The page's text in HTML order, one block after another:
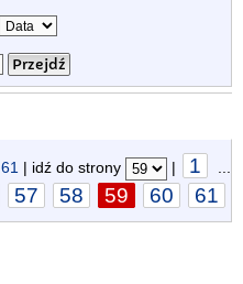
61 | idź do strony | 1 ...
57 58 59 60 61